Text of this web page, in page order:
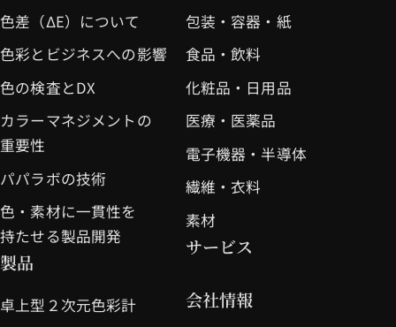
色差（ΔE）について
色彩とビジネスへの影響
色の検査とDX
カラーマネジメントの
重要性
パパラボの技術
色・素材に一貫性を
持たせる製品開発
製品
卓上型２次元色彩計
包装・容器・紙
食品・飲料
化粧品・日用品
医療・医薬品
電子機器・半導体
繊維・衣料
素材
サービス
会社情報